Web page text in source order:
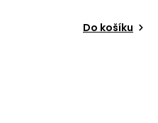
Do košíku